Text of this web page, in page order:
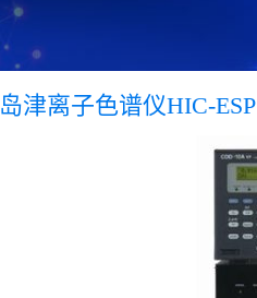
岛津离子色谱仪HIC-ESP